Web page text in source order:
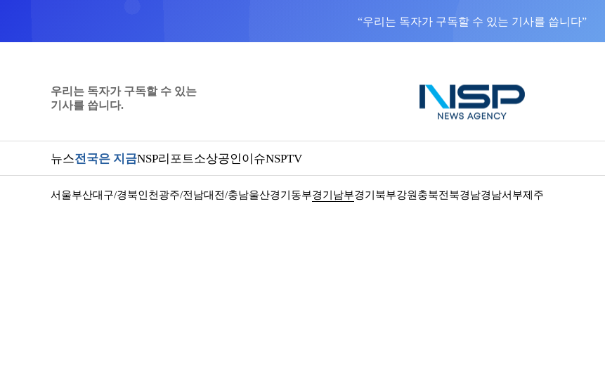
“우리는 독자가 구독할 수 있는 기사를 씁니다”
우리는 독자가 구독할 수 있는
기사를 씁니다.
뉴스전국은 지금NSP리포트소상공인이슈NSPTV
서울부산대구/경북인천 광주/전남대전/충남울산경기동부경기남부경기북부강원 충북전북경남경남서부제주